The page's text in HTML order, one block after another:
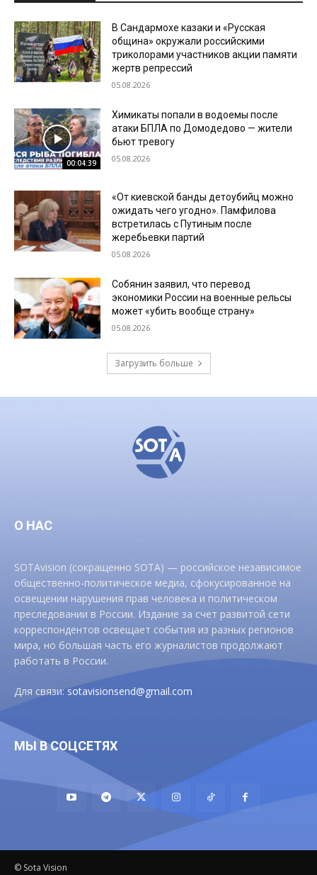
В Сандармохе казаки и «Русская
община» окружали российскими
триколорами участников акции памяти
жертв репрессий
05.08.2026
00:04:39
Химикаты попали в водоемы после
атаки БПЛА по Домодедово — жители
бьют тревогу
05.08.2026
«От киевской банды детоубийц можно
ожидать чего угодно». Памфилова
встретилась с Путиным после
жеребьевки партий
05.08.2026
Собянин заявил, что перевод
экономики России на военные рельсы
может «убить вообще страну»
05.08.2026
Загрузить больше
О НАС
SOTAvision (сокращенно SOTA) — российское независимое
общественно-политическое медиа, сфокусированное на
освещении нарушения прав человека и политическом
преследовании в России. Издание за счет развитой сети
корреспондентов освещает события из разных регионов
мира, но большая часть его журналистов продолжают
работать в России.
Для связи:sotavisionsend@gmail.com
МЫ В СОЦСЕТЯХ
© Sota Vision